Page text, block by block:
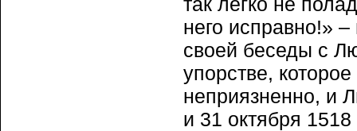
него исправно!»
своей беседы с
упорстве,
неприязненно, и
и 31 октября 1518